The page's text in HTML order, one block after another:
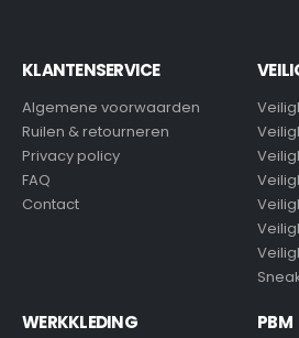
KLANTENSERVICE
Algemene voorwaarden
Ruilen & retourneren
Privacy policy
FAQ
Contact
WERKKLEDING PBM